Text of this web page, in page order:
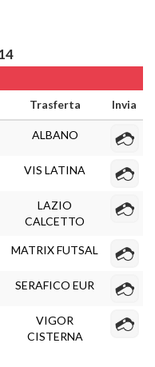
Trasferta Invia
ALBANO
VIS LATINA
LAZIO
CALCETTO
MATRIX FUTSAL
SERAFICO EUR
VIGOR
CISTERNA